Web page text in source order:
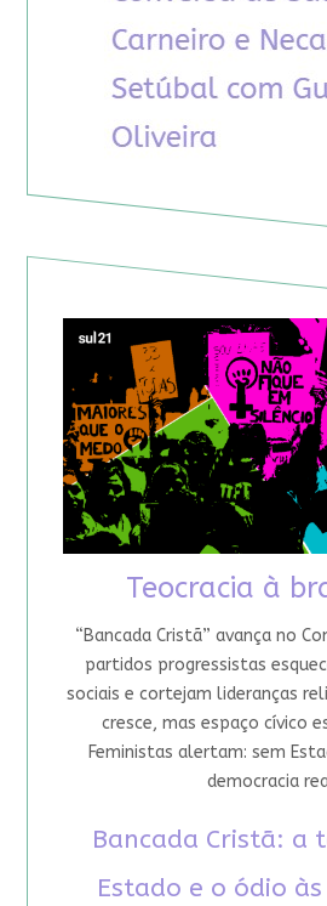
Teocracia à
“Bancada Cristã” avança no
partidos progressistas
sociais e cortejam lideranças
cresce, mas espaço cívico
Feministas alertam: sem
democracia
Bancada Cristã: a
Estado e o ódio